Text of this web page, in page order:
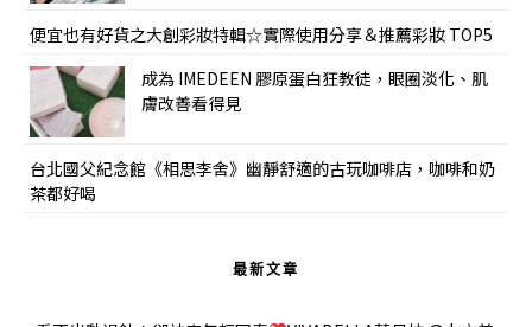
便宜也有好貨之大創彩妝特輯☆實際使用分享＆推薦彩妝 TOP5
成為 IMEDEEN 膠原蛋白狂教徒，眼圈淡化、肌
膚改善看得見
台北國父紀念館《相思李舍》幽靜舒適的古玩咖啡店，咖啡和奶
茶都好喝
最新文章